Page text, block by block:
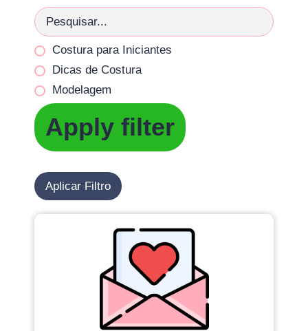
Costura para Iniciantes
Dicas de Costura
Modelagem
Apply filter
Aplicar Filtro